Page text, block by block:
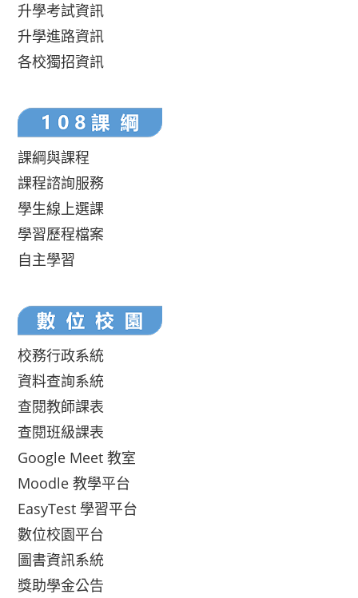
升學考試資訊
升學進路資訊
各校獨招資訊
課綱與課程
課程諮詢服務
學生線上選課
學習歷程檔案
自主學習
校務行政系統
資料查詢系統
查閱教師課表
查閱班級課表
Google Meet 教室
Moodle 教學平台
EasyTest 學習平台
數位校園平台
圖書資訊系統
獎助學金公告